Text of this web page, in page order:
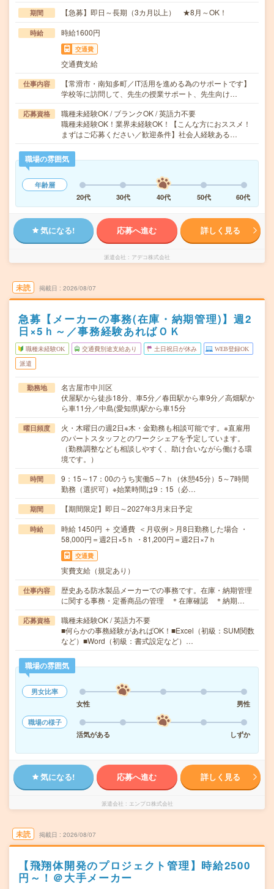
期間 【急募】即日～長期（3カ月以上） ★8月～OK！
時給 時給1600円
交通費
交通費支給
仕事内容
【常滑市・南知多町／IT活用を進める為のサポートです】
学校等に訪問して、先生の授業サポート、先生向け…
応募資格
職種未経験OK / ブランクOK / 英語力不要
職種未経験OK！業界未経験OK！【こんな方におススメ！
まずはご応募ください／歓迎条件】社会人経験ある…
職場の雰囲気
年齢層
20代
30代 40代 50代 60代
気になる! 応募へ進む 詳しく見る
派遣会社 アデコ株式会社
未読 掲載日 2026/08/07
急募【メーカーの事務(在庫・納期管理)】週2
日×5ｈ～／事務経験あればＯＫ
職種未経験OK 交通費別途支給あり 土日祝日が休み WEB登録OK
派遣
勤務地
名古屋市中川区
伏屋駅から徒歩18分、車5分／春田駅から車9分／高畑駅か
ら車11分／中島(愛知県)駅から車15分
曜日頻度
火・木曜日の週2日※木・金勤務も相談可能です。※直雇用
のパートスタッフとのワークシェアを予定しています。
（勤務調整なども相談しやすく、助け合いながら働ける環
境です。）
時間
9：15～17：00のうち実働5～7ｈ（休憩45分）5～7時間
勤務（選択可）※始業時間は9：15（必…
期間 【期間限定】即日～2027年3月末日予定
時給
時給 1450円 ＋ 交通費 ＜月収例＞月8日勤務した場合 ・
58,000円＝週2日×5ｈ ・81,200円＝週2日×7ｈ
交通費
実費支給（規定あり）
仕事内容
歴史ある防水製品メーカーでの事務です。在庫・納期管理
に関する事務・定番商品の管理 ＊在庫確認 ＊納期…
応募資格
職種未経験OK / 英語力不要
■何らかの事務経験があればOK！■Excel（初級：SUM関数
など）■Word（初級：書式設定など）…
職場の雰囲気
男女比率
女性
男性
職場の様子
活気がある
しずか
気になる! 応募へ進む 詳しく見る
派遣会社 エンプロ株式会社
未読 掲載日 2026/08/07
【飛翔体開発のプロジェクト管理】時給2500
円～！＠大手メーカー